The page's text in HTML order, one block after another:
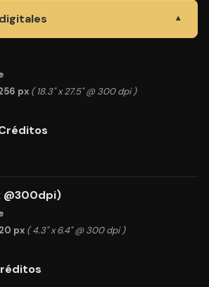
▾
px ( 18.3" x 27.5" @ 300 dpi )
@300dpi)
px ( 4.3" x 6.4" @ 300 dpi )